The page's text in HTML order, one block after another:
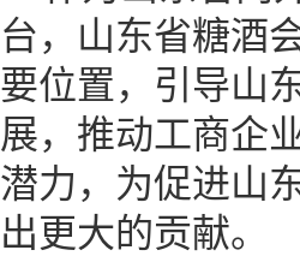
台，山东省糖酒
要位置，引导山
展，推动工商企
潜力，为促进山
出更大的贡献。